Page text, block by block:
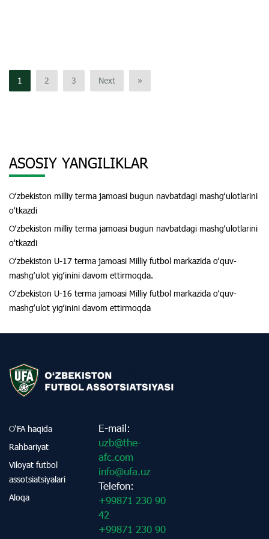
1 2 3 Next »
ASOSIY YANGILIKLAR
Oʻzbekiston milliy terma jamoasi bugun navbatdagi mashgʻulotlarini
oʻtkazdi
Oʻzbekiston milliy terma jamoasi bugun navbatdagi mashgʻulotlarini
oʻtkazdi
Oʻzbekiston U-17 terma jamoasi Milliy futbol markazida oʻquv-
mashgʻulot yigʻinini davom ettirmoqda.
Oʻzbekiston U-16 terma jamoasi Milliy futbol markazida oʻquv-
mashgʻulot yigʻinini davom ettirmoqda
O‘FA haqida
Rahbariyat
Viloyat futbol
assotsiatsiyalari
Aloqa
E-mail:
uzb@the-
afc.com
info@ufa.uz
Telefon:
+99871 230 90
42
+99871 230 90